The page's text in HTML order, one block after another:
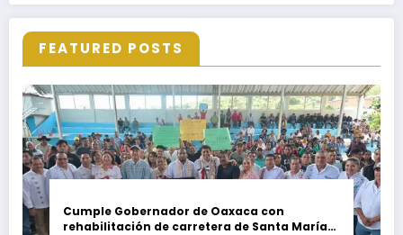
FEATURED POSTS
Cumple Gobernador de Oaxaca con
rehabilitación de carretera de Santa María